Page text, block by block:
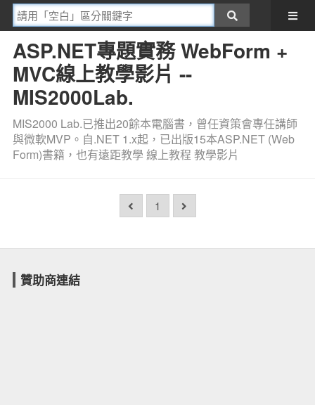
ASP.NET專題實務 WebForm +
MVC線上教學影片 --
MIS2000Lab.
MIS2000 Lab.已推出20餘本電腦書，曾任資策會專任講師
與微軟MVP。自.NET 1.x起，已出版15本ASP.NET (Web
Form)書籍，也有遠距教學 線上教程 教學影片
1
贊助商連結